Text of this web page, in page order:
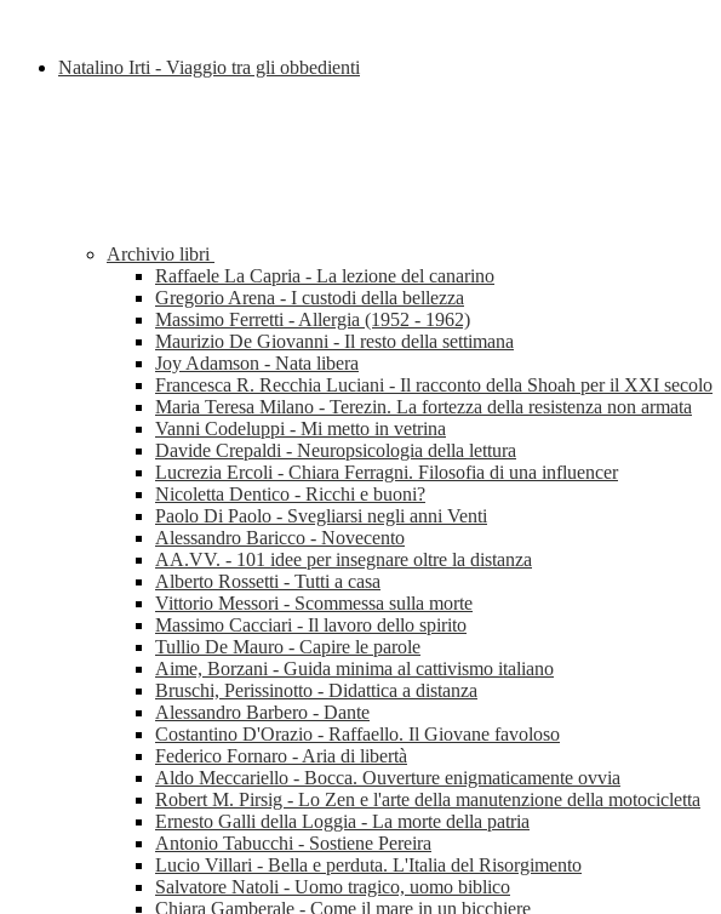
Natalino Irti - Viaggio tra gli obbedienti
Archivio libri
Raffaele La Capria - La lezione del canarino
Gregorio Arena - I custodi della bellezza
Massimo Ferretti - Allergia (1952 - 1962)
Maurizio De Giovanni - Il resto della settimana
Joy Adamson - Nata libera
Francesca R. Recchia Luciani - Il racconto della Shoah per il XXI secolo
Maria Teresa Milano - Terezin. La fortezza della resistenza non armata
Vanni Codeluppi - Mi metto in vetrina
Davide Crepaldi - Neuropsicologia della lettura
Lucrezia Ercoli - Chiara Ferragni. Filosofia di una influencer
Nicoletta Dentico - Ricchi e buoni?
Paolo Di Paolo - Svegliarsi negli anni Venti
Alessandro Baricco - Novecento
AA.VV. - 101 idee per insegnare oltre la distanza
Alberto Rossetti - Tutti a casa
Vittorio Messori - Scommessa sulla morte
Massimo Cacciari - Il lavoro dello spirito
Tullio De Mauro - Capire le parole
Aime, Borzani - Guida minima al cattivismo italiano
Bruschi, Perissinotto - Didattica a distanza
Alessandro Barbero - Dante
Costantino D'Orazio - Raffaello. Il Giovane favoloso
Federico Fornaro - Aria di libertà
Aldo Meccariello - Bocca. Ouverture enigmaticamente ovvia
Robert M. Pirsig - Lo Zen e l'arte della manutenzione della motocicletta
Ernesto Galli della Loggia - La morte della patria
Antonio Tabucchi - Sostiene Pereira
Lucio Villari - Bella e perduta. L'Italia del Risorgimento
Salvatore Natoli - Uomo tragico, uomo biblico
Chiara Gamberale - Come il mare in un bicchiere